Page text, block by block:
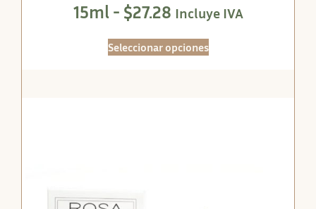
15ml - $27.28 Incluye IVA
Seleccionar opciones